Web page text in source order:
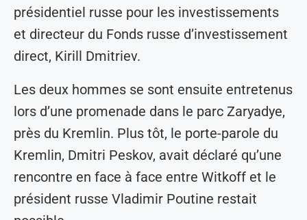
présidentiel russe pour les investissements
et directeur du Fonds russe d’investissement
direct, Kirill Dmitriev.
Les deux hommes se sont ensuite entretenus
lors d’une promenade dans le parc Zaryadye,
près du Kremlin. Plus tôt, le porte-parole du
Kremlin, Dmitri Peskov, avait déclaré qu’une
rencontre en face à face entre Witkoff et le
président russe Vladimir Poutine restait